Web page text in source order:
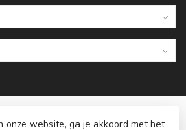
onze website, ga je akkoord met het